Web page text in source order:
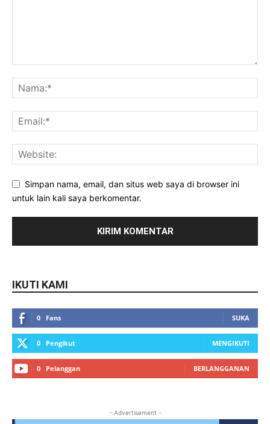
Simpan nama, email, dan situs web saya di browser ini
untuk lain kali saya berkomentar.
IKUTI KAMI
0 Fans SUKA
0 Pengikut MENGIKUTI
0 Pelanggan BERLANGGANAN
- Advertisement -